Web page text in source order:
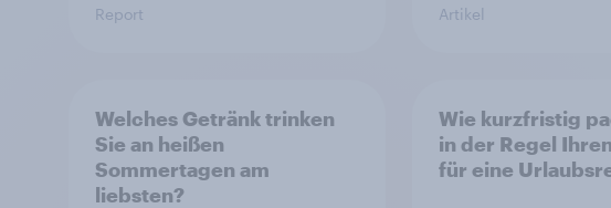
Report Artikel
Welches Getränk trinken
Sie an heißen
Sommertagen am
liebsten?
Wie kurzfristig
in der Regel
für eine